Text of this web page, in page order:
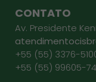
CONTATO
Av. Presidente
+55 (55) 3376-
+55 (55) 99605-